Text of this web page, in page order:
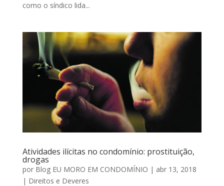
como o síndico lida...
Atividades ilícitas no condomínio: prostituição,
drogas
por Blog EU MORO EM CONDOMÍNIO | abr 13, 2018
| Direitos e Deveres